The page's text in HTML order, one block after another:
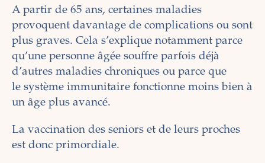
A partir de 65 ans, certaines maladies
provoquent davantage de complications ou sont
plus graves. Cela s’explique notamment parce
qu’une personne âgée souffre parfois déjà
d’autres maladies chroniques ou parce que
le système immunitaire fonctionne moins bien à
un âge plus avancé.
La vaccination des seniors et de leurs proches
est donc primordiale.